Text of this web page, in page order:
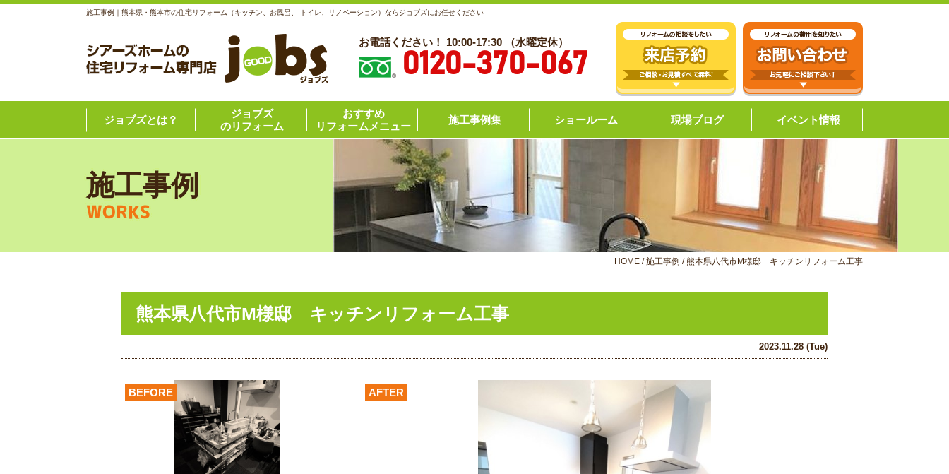
施工事例｜熊本県・熊本市の住宅リフォーム（キッチン、お風呂、 トイレ、リノベーション）ならジョブズにお任せください
お電話ください！ 10:00-17:30 （水曜定休）
0120-370-067
ジョブズとは？
ジョブズ
のリフォーム
おすすめ
リフォームメニュー
施工事例集 ショールーム 現場ブログ イベント情報
施工事例
WORKS
HOME /施工事例 /熊本県八代市M様邸 キッチンリフォーム工事
熊本県八代市M様邸 キッチンリフォーム工事
2023.11.28 (Tue)
AFTER
BEFORE